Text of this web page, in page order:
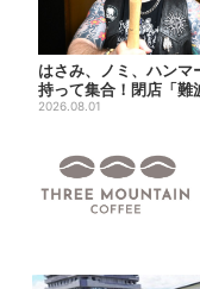
はさみ、ノミ、ハンマ
持って集合！閉店「難
ーズ」最終日400人超
2026.08.01